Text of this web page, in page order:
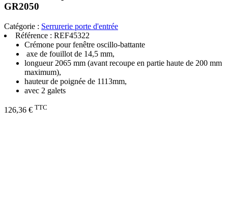
GR2050
Catégorie : Serrurerie porte d'entrée
Référence : REF45322
Crémone pour fenêtre oscillo-battante
axe de fouillot de 14,5 mm,
longueur 2065 mm (avant recoupe en partie haute de 200 mm
maximum),
hauteur de poignée de 1113mm,
avec 2 galets
126,36 € TTC